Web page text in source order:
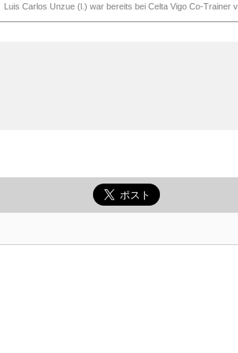
Luis Carlos Unzue (l.) war bereits bei Celta Vigo Co-Trainer